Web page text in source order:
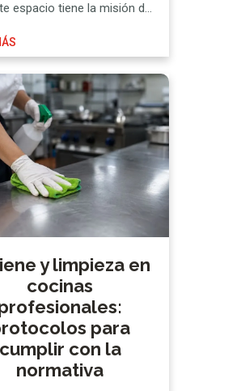
espacio tiene la misión de
para el funcionamiento
por lo que su orden se
en un requisito
Porque no todos los
caducan a la vez, ni
…
y limpieza en
cocinas
para
cumplir con la
normativa